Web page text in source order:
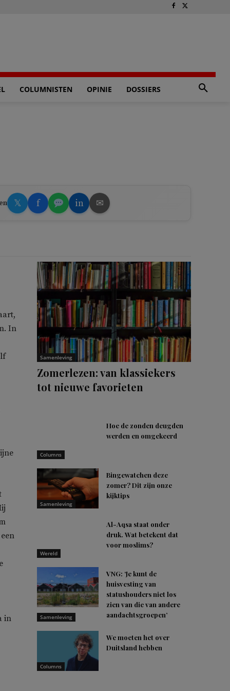
COLUMNISTEN OPINIE DOSSIERS
𝕏 f in ✉
In
in
Samenleving
Zomerlezen: van klassiekers
tot nieuwe favorieten
Columns
Hoe de zonden deugden
werden en omgekeerd
Samenleving
Bingewatchen deze
zomer? Dit zijn onze
kijktips
Wereld
Al-Aqsa staat onder
druk. Wat betekent dat
voor moslims?
Samenleving
VNG: ‘Je kunt de
huisvesting van
statushouders niet los
zien van die van andere
aandachtsgroepen’
Columns
We moeten het over
Duitsland hebben